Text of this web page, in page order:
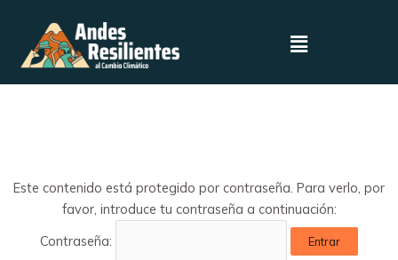
Este contenido está protegido por contraseña. Para verlo, por
favor, introduce tu contraseña a continuación:
Contraseña: